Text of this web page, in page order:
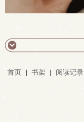
首页 书架 阅读记录